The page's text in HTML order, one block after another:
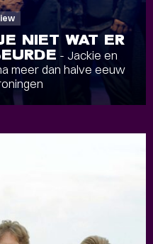
NIET WAT ER
- Jackie en
meer dan halve eeuw